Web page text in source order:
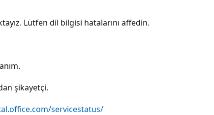
Lütfen dil bilgisi hatalarını affedin.
şikayetçi.
servicestatus/